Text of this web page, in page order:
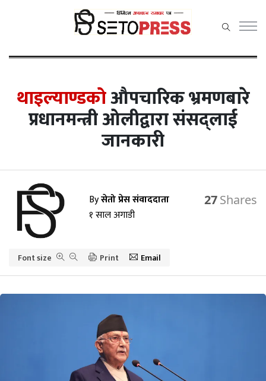
सेतोप्रेस
प्रदेश समाचार
अर्थ/वाणिज्य
कला / मनोरञ्जन
खेलकुद़़
थाइल्याण्डकोऔपचारिक भ्रमणबारे
प्रधानमन्त्री ओलीद्वारा संसद्लाई
जानकारी
Byसेतो प्रेस संवाददाता
१ साल अगाडी
27
Font size Print Email